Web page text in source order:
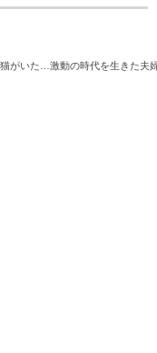
がいた…激動の時代を生きた夫